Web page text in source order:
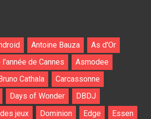
Antoine Bauza
As d'Or
de Cannes
Asmodee
Bruno Cathala
Carcassonne
Days of Wonder
DBDJ
jeux
Dominion Edge
Essen